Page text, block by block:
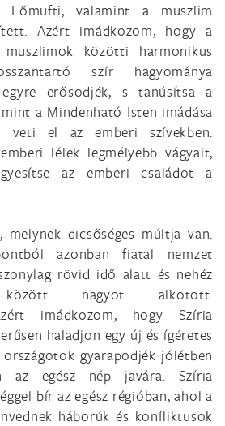
Főmufti, valamint a muszlim
Azért imádkozom, hogy a
muszlimok közötti harmonikus
szír hagyománya
erősödjék, s tanúsítsa a
a Mindenható Isten imádása
veti el az emberi szívekben.
lélek legmélyebb vágyait,
az emberi családot a
dicsőséges múltja van.
azonban fiatal nemzet
rövid idő alatt és nehéz
között nagyot alkotott.
imádkozom, hogy Szíria
haladjon egy új és ígéretes
gyarapodjék jólétben
az egész nép javára. Szíria
bír az egész régióban, ahol a
háborúk és konfliktusok